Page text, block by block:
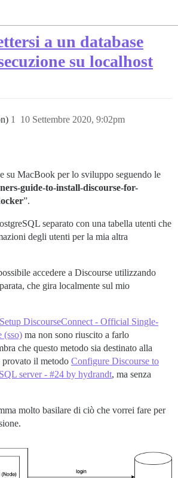
a un database
su localhost
10 Settembre 2020, 9:02pm
1
su MacBook per lo sviluppo seguendo le
guide-to-install-discourse-for-
”.
separato con una tabella utenti che
degli utenti per la mia altra
accedere a Discourse utilizzando
che gira localmente sul mio
Setup DiscourseConnect - Official Single-
(sso) ma non sono riuscito a farlo
che questo metodo sia destinato alla
il metodo Configure Discourse to
server - #24 by hydrandt, ma senza
molto basilare di ciò che vorrei fare per